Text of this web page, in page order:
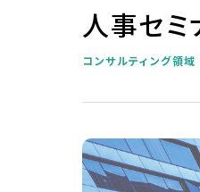
人事セミ
コンサルティング領域